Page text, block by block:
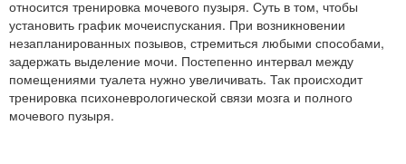
относится тренировка мочевого пузыря. Суть в том, чтобы
установить график мочеиспускания. При возникновении
незапланированных позывов, стремиться любыми способами,
задержать выделение мочи. Постепенно интервал между
помещениями туалета нужно увеличивать. Так происходит
тренировка психоневрологической связи мозга и полного
мочевого пузыря.